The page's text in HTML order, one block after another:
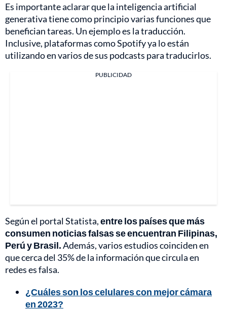
Es importante aclarar que la inteligencia artificial
generativa tiene como principio varias funciones que
benefician tareas. Un ejemplo es la traducción.
Inclusive, plataformas como Spotify ya lo están
utilizando en varios de sus podcasts para traducirlos.
PUBLICIDAD
Según el portal Statista,entre los países que más
consumen noticias falsas se encuentran Filipinas,
Perú y Brasil.Además, varios estudios coinciden en
que cerca del 35% de la información que circula en
redes es falsa.
¿Cuáles son los celulares con mejor cámara
en 2023?